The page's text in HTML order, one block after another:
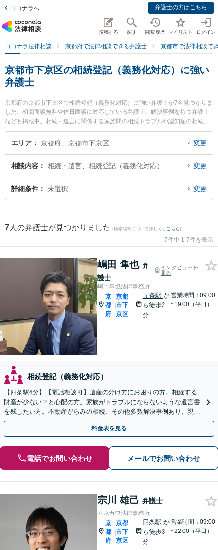
ココナラへ 弁護士の方はこちら
投稿する 探す 閲覧履歴 マイリスト ログイン
ココナラ法律相談 京都府で法律相談できる弁護士 京都市で法律相談で
京都市下京区の相続登記（義務化対応）に強い
弁護士
京都府の京都市下京区で相続登記（義務化対応）に強い弁護士が7名見つかりま
した。初回面談無料や休日面談に対応している弁護士、解決事例を持つ弁護士
なども掲載中。相続・遺言に関係する家族間の相続トラブルや認知症の相続、
遺産分割等の細かな分野での絞り込み検索もでき便利です。特に嶋田隼也法律
事務所の嶋田 隼也弁護士やムネカワ法律事務所の宗川 雄己弁護士、荻野法律事
トラブルを今すぐに弁護士に相談したい』『相続登記（義務化対応）のトラブ
ル解決の実績豊富な近くの弁護士を検索したい』『初回相談無料で相続登記
（義務化対応）を法律相談できる京都市下京区内の弁護士に相談予約したい』
エリア 京都府、京都市下京区 変更
相談内容 相続・遺言、相続登記（義務化対応） 変更
詳細条件 未選択 変更
7 人の弁護士が見つかりました (検索結果について詳しくは こちら)
7件中 1-7件を表示
嶋田 隼也 弁
護士
インタビューを
見る
嶋田隼也法律事務所
京
都
府
|
京都
市下
京区
五条駅 か
ら徒歩2
分
営業時間：09:00
~19:00（平日）
相続登記（義務化対応）
【四条駅4分】【電話相談可】遺産の分け方にお困りの方。相続する
財産が少ない？と心配の方。家族がトラブルにならないような遺言書
を残したい方。不動産がらみの相続、その他多数解決事例あり。親身
に対応します【夜間・休日面談】【初回相談無料】
料金表を見る
電話でお問い合わせ メールでお問い合わせ
宗川 雄己 弁護士
ムネカワ法律事務所
京
都
府
|
京都
市下
京区
四条駅 か
ら徒歩3
分
営業時間：09:00
~22:00（平日）